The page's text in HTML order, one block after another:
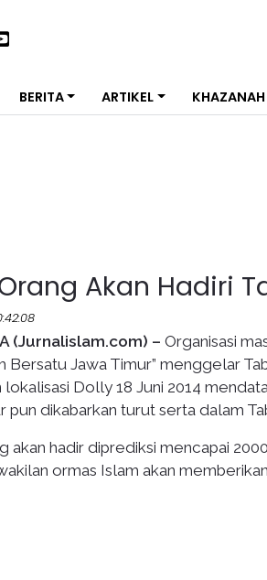
BERITA ARTIKEL KHAZANAH
Akan Hadiri
(Jurnalislam.com) – Organisasi
Bersatu Jawa Timur” menggelar
Dolly 18 Juni 2014
pun dikabarkan turut serta dalam
akan hadir diprediksi mencapai
ormas Islam akan